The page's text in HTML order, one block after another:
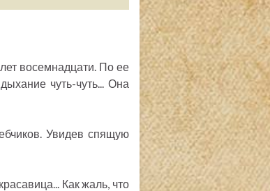
восемнадцати. По ее
чуть-чуть... Она
Увидев спящую
Как жаль, что